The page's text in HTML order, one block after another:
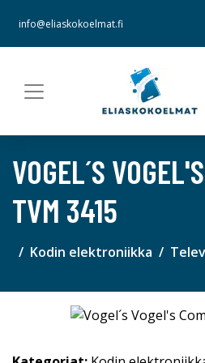
info@eliaskokoelmat.fi
VOGEL´S
TVM 3415
Kodin elektroniikka